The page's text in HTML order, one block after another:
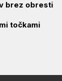
brez obresti
točkami